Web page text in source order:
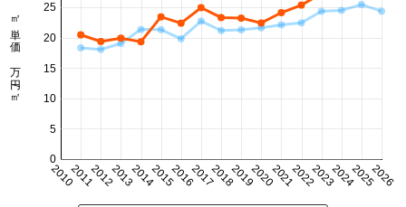
20102011201220132014201520162017201820192020202120222023202420252026
0
5
10
15
20
25
㎡単価 万円/㎡